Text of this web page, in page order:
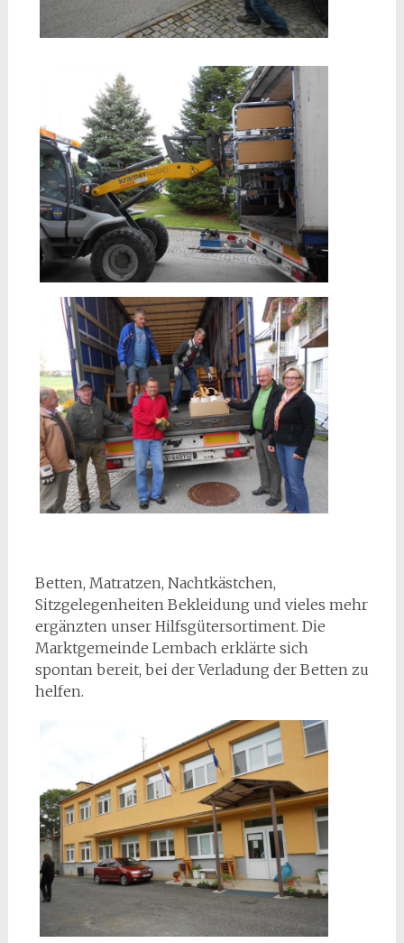
Betten, Matratzen, Nachtkästchen,
Sitzgelegenheiten Bekleidung und vieles mehr
ergänzten unser Hilfsgütersortiment. Die
Marktgemeinde Lembach erklärte sich
spontan bereit, bei der Verladung der Betten zu
helfen.